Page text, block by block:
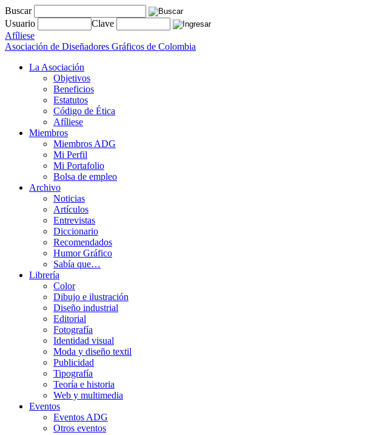
Buscar
Usuario
Clave
Afíliese
Asociación de Diseñadores Gráficos de Colombia
La Asociación
Objetivos
Beneficios
Estatutos
Código de Ética
Afíliese
Miembros
Miembros ADG
Mi Perfil
Mi Portafolio
Bolsa de empleo
Archivo
Noticias
Artículos
Entrevistas
Diccionario
Recomendados
Humor Gráfico
Sabía que…
Librería
Color
Dibujo e ilustración
Diseño industrial
Editorial
Fotografía
Identidad visual
Moda y diseño textil
Publicidad
Tipografía
Teoría e historia
Web y multimedia
Eventos
Eventos ADG
Otros eventos